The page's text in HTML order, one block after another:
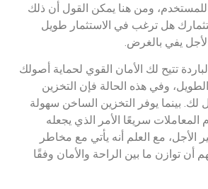
للمستخدم، ومن هنا يمكن القول أن ذلك
هل ترغب في الاستثمار طويل
يفي بالغرض.
تتيح لك الأمان القوي لحماية أصولك
وفي هذه الحالة فإن التخزين
لك. بينما يوفر التخزين الساخن سهولة
المعاملات سريعًا الأمر الذي يجعله
الأجل، مع العلم أنه يأتي مع مخاطر
أن توازن ما بين الراحة والأمان وفقًا